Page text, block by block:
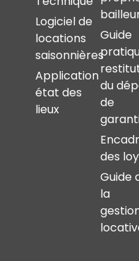
Logiciel de
locations
saisonnières
Application
état des
lieux
Guide
du
de
des
Guide
la